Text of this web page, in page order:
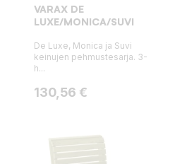
VARAX DE
LUXE/MONICA/SUVI
De Luxe, Monica ja Suvi
keinujen pehmustesarja. 3-
h...
Hinta
130,56 €